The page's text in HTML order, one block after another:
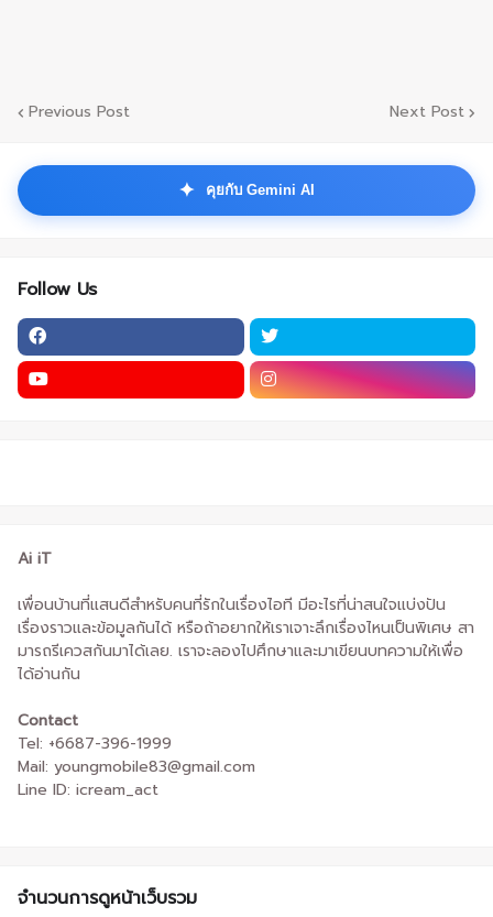
Previous Post Next Post
✦ คุยกับ Gemini AI
Follow Us
Ai iT
เพื่อนบ้านที่แสนดีสำหรับคนที่รักในเรื่องไอที มีอะไรที่น่าสนใจแบ่งปัน
เรื่องราวและข้อมูลกันได้ หรือถ้าอยากให้เราเจาะลึกเรื่องไหนเป็นพิเศษ สา
มารถรีเควสกันมาได้เลย. เราจะลองไปศึกษาและมาเขียนบทความให้เพื่อ
ได้อ่านกัน
Contact
Tel: +6687-396-1999
Mail: youngmobile83@gmail.com
Line ID: icream_act
จำนวนการดูหน้าเว็บรวม